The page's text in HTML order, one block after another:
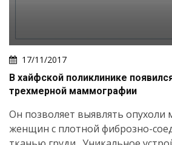
17/11/2017
В хайфской поликлинике
трехмерной маммографии
Он позволяет выявлять опухоли
женщин с плотной фиброзно-